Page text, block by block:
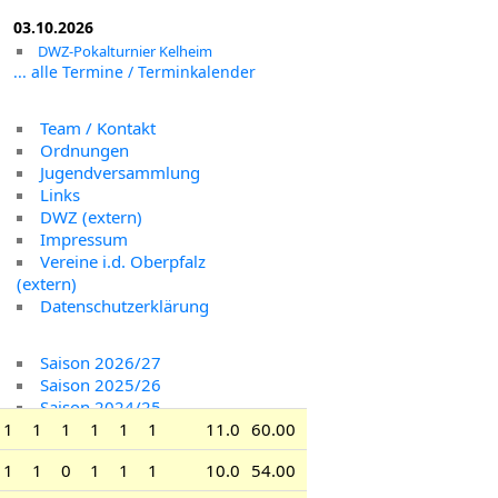
1 1 1 1 1 1 11.0 60.00
1 1 0 1 1 1 10.0 54.00
03.10.2026
DWZ-Pokalturnier Kelheim
... alle Termine / Terminkalender
Team / Kontakt
Ordnungen
Jugendversammlung
Links
DWZ (extern)
Impressum
Vereine i.d. Oberpfalz
(extern)
Datenschutzerklärung
Saison 2026/27
Saison 2025/26
Saison 2024/25
Saison 2023/24
Saison 2022/23
U20 Ligen 2022/23